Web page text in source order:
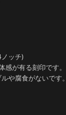
ッチ)
が有る刻印です。
や腐食がないです